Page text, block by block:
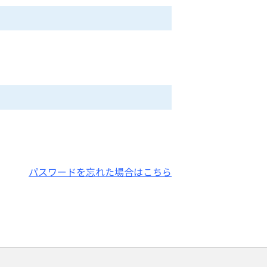
パスワードを忘れた場合はこちら